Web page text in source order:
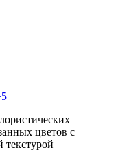
цветов с